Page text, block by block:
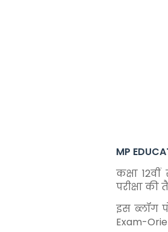
MP
कक्षा
परीक्षा की
इस ब्लॉग
Exam-